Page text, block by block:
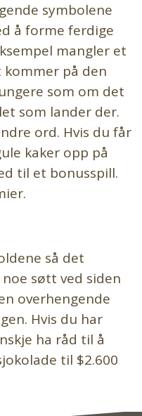
symbolene
å forme ferdige
mangler et
på den
som om det
som lander der.
ord. Hvis du får
kaker opp på
til et bonusspill.
så det
søtt ved siden
overhengende
Hvis du har
ha råd til å
til $2.600